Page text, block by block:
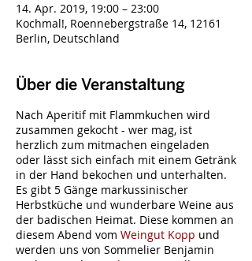
14. Apr. 2019, 19:00 – 23:00
Kochmal!, Roennebergstraße 14, 12161
Berlin, Deutschland
Über die Veranstaltung
Nach Aperitif mit Flammkuchen wird
zusammen gekocht - wer mag, ist
herzlich zum mitmachen eingeladen
oder lässt sich einfach mit einem Getränk
in der Hand bekochen und unterhalten.
Es gibt 5 Gänge markussinischer
Herbstküche und wunderbare Weine aus
der badischen Heimat. Diese kommen an
diesem Abend vom Weingut Kopp und
werden uns von Sommelier Benjamin